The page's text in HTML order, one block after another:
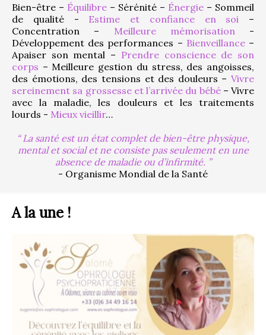
Bien-être – Équilibre – Sérénité – Énergie – Sommeil
de qualité - Estime et confiance en soi –
Concentration – Meilleure mémorisation -
Développement des performances – Bienveillance –
Apaiser son mental – Prendre conscience de son
corps – Meilleure gestion du stress, des angoisses,
des émotions, des tensions et des douleurs – Vivre
sereinement sa grossesse et l’arrivée du bébé – Vivre
avec la maladie, les douleurs et les traitements
lourds - Mieux vieillir…
La santé est un état complet de bien-être physique,
mental et social et ne consiste pas seulement en une
absence de maladie ou d’infirmité.
- Organisme Mondial de la Santé
A la une !